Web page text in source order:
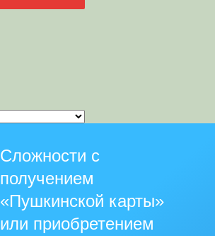
Сложности с
получением
«Пушкинской карты»
или приобретением